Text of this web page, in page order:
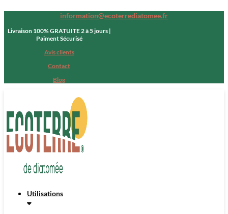
information@ecoterrediatomee.fr
Livraison 100% GRATUITE 2 à 5 jours |
Paiment Sécurisé
Avis clients
Contact
Blog
Utilisations